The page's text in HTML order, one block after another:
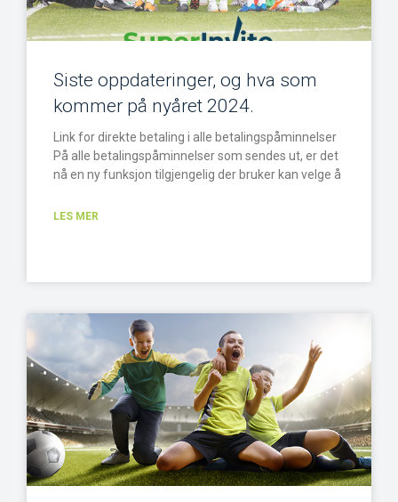
Siste oppdateringer, og hva som
kommer på nyåret 2024.
Link for direkte betaling i alle betalingspåminnelser
På alle betalingspåminnelser som sendes ut, er det
nå en ny funksjon tilgjengelig der bruker kan velge å
LES MER